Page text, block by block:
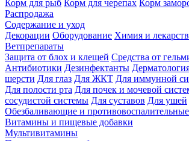
Корм для рыб Корм для черепах Корм
Распродажа
Содержание и уход
Декорации Оборудование Химия и
Ветпрепараты
Защита от блох и клещей Средства от
Антибиотики Дезинфектанты
шерсти Для глаз Для ЖКТ Для иммунной
Для полости рта Для почек и мочевой
сосудистой системы Для суставов Для ушей
Обезбаливающие и противовоспалительные
Витамины и пищевые добавки
Мультивитамины